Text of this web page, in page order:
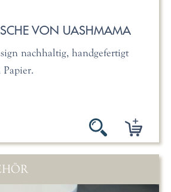
VON UASHMAMA
nachhaltig, handgefertigt
Papier.